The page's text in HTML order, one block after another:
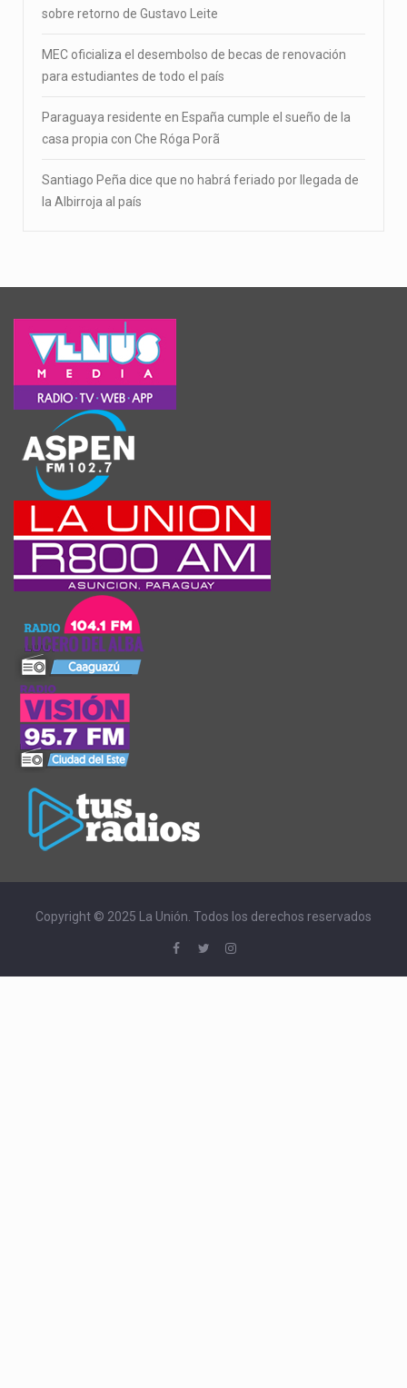
sobre retorno de Gustavo Leite
MEC oficializa el desembolso de becas de renovación
para estudiantes de todo el país
Paraguaya residente en España cumple el sueño de la
casa propia con Che Róga Porã
Santiago Peña dice que no habrá feriado por llegada de
la Albirroja al país
Copyright © 2025 La Unión. Todos los derechos reservados